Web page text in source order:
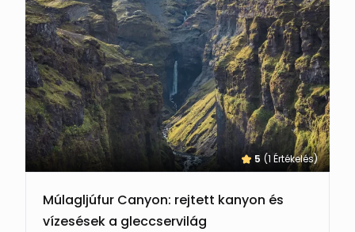
5 (1 Értékelés)
Múlagljúfur Canyon: rejtett kanyon és
vízesések a gleccservilág